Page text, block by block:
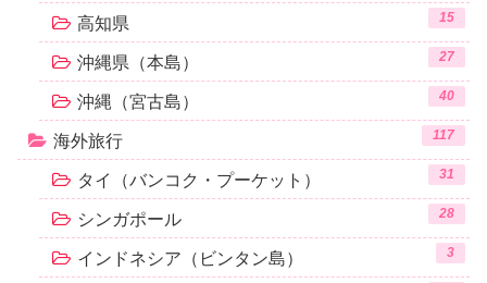
高知県 15
沖縄県（本島） 27
沖縄（宮古島） 40
海外旅行 117
タイ（バンコク・プーケット） 31
シンガポール 28
インドネシア（ビンタン島） 3